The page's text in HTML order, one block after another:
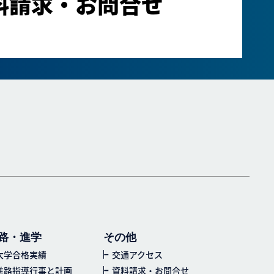
・進学
学合格実績
路指導行事と計画
その他
交通アクセス
資料請求・お問合せ